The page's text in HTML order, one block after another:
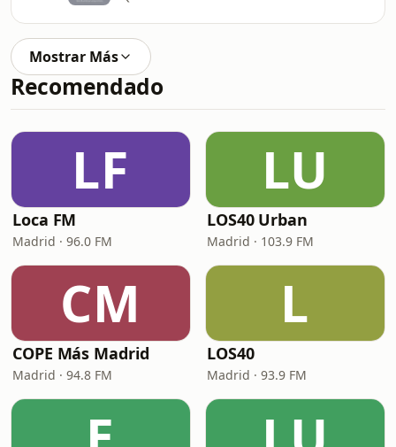
Mostrar Más
Recomendado
LF
Loca FM
Madrid · 96.0 FM
LU
LOS40 Urban
Madrid · 103.9 FM
CM
COPE Más Madrid
Madrid · 94.8 FM
L
LOS40
Madrid · 93.9 FM